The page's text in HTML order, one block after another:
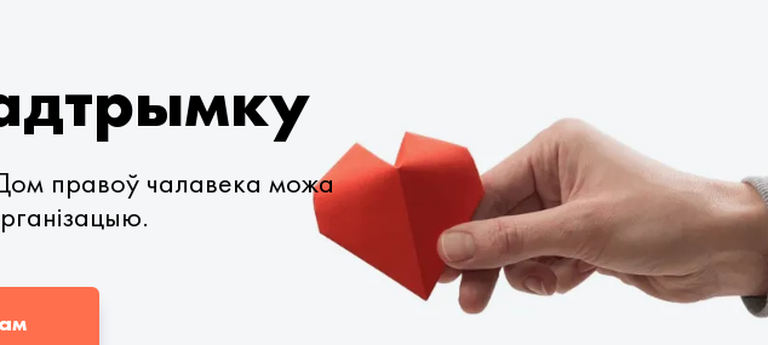
правоў чалавека можа